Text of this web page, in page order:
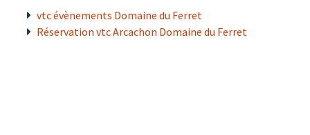
vtc évènements Domaine du Ferret
Réservation vtc Arcachon Domaine du Ferret